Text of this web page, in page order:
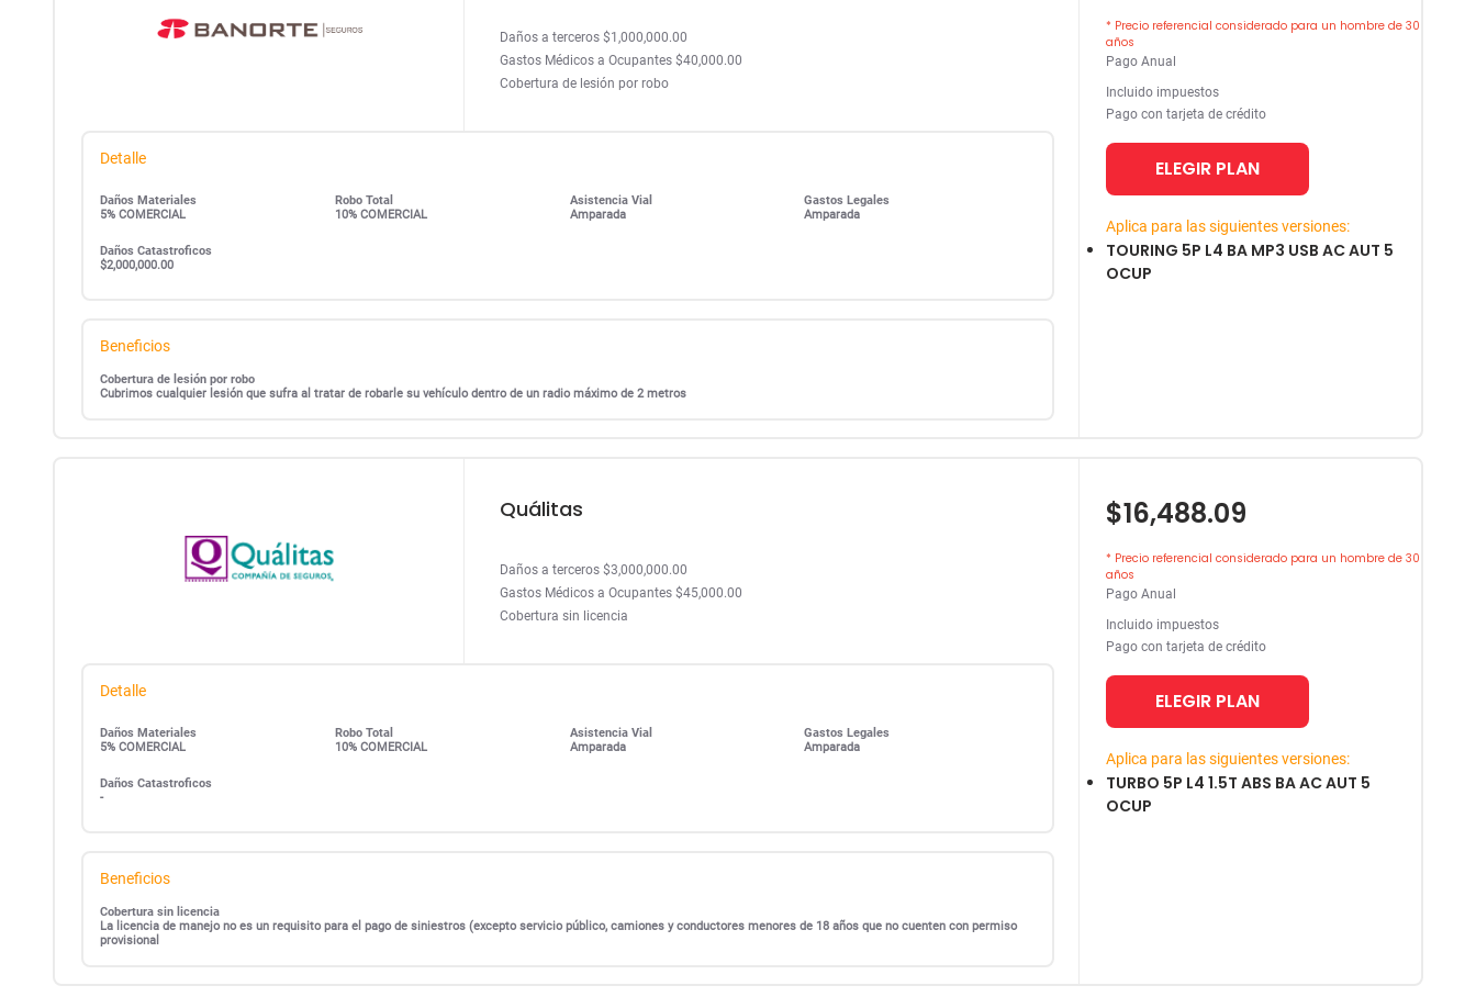
Daños a terceros $1,000,000.00
Gastos Médicos a Ocupantes $40,000.00
Cobertura de lesión por robo
Detalle
Daños Materiales
5% COMERCIAL
Robo Total
10% COMERCIAL
Asistencia Vial
Amparada
Gastos Legales
Amparada
Daños Catastroficos
$2,000,000.00
Beneficios
Cobertura de lesión por robo
Cubrimos cualquier lesión que sufra al tratar de robarle su vehículo dentro de un radio máximo de 2 metros
* Precio referencial considerado para un hombre de 30
años
Pago Anual
Incluido impuestos
Pago con tarjeta de crédito
ELEGIR PLAN
Aplica para las siguientes versiones:
TOURING 5P L4 BA MP3 USB AC AUT 5
OCUP
Quálitas
Daños a terceros $3,000,000.00
Gastos Médicos a Ocupantes $45,000.00
Cobertura sin licencia
Detalle
Daños Materiales
5% COMERCIAL
Robo Total
10% COMERCIAL
Asistencia Vial
Amparada
Gastos Legales
Amparada
Daños Catastroficos
-
Beneficios
Cobertura sin licencia
La licencia de manejo no es un requisito para el pago de siniestros (excepto servicio público, camiones y conductores menores de 18 años que no cuenten con permiso
provisional
$16,488.09
* Precio referencial considerado para un hombre de 30
años
Pago Anual
Incluido impuestos
Pago con tarjeta de crédito
ELEGIR PLAN
Aplica para las siguientes versiones:
TURBO 5P L4 1.5T ABS BA AC AUT 5
OCUP